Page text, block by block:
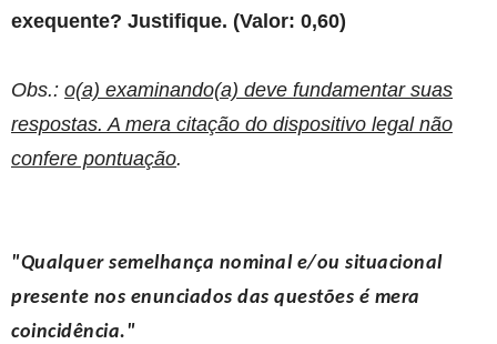
exequente? Justifique. (Valor: 0,60)
Obs.: o(a) examinando(a) deve fundamentar suas
respostas. A mera citação do dispositivo legal não
confere pontuação.
"Qualquer semelhança nominal e/ou situacional
presente nos enunciados das questões é mera
coincidência."